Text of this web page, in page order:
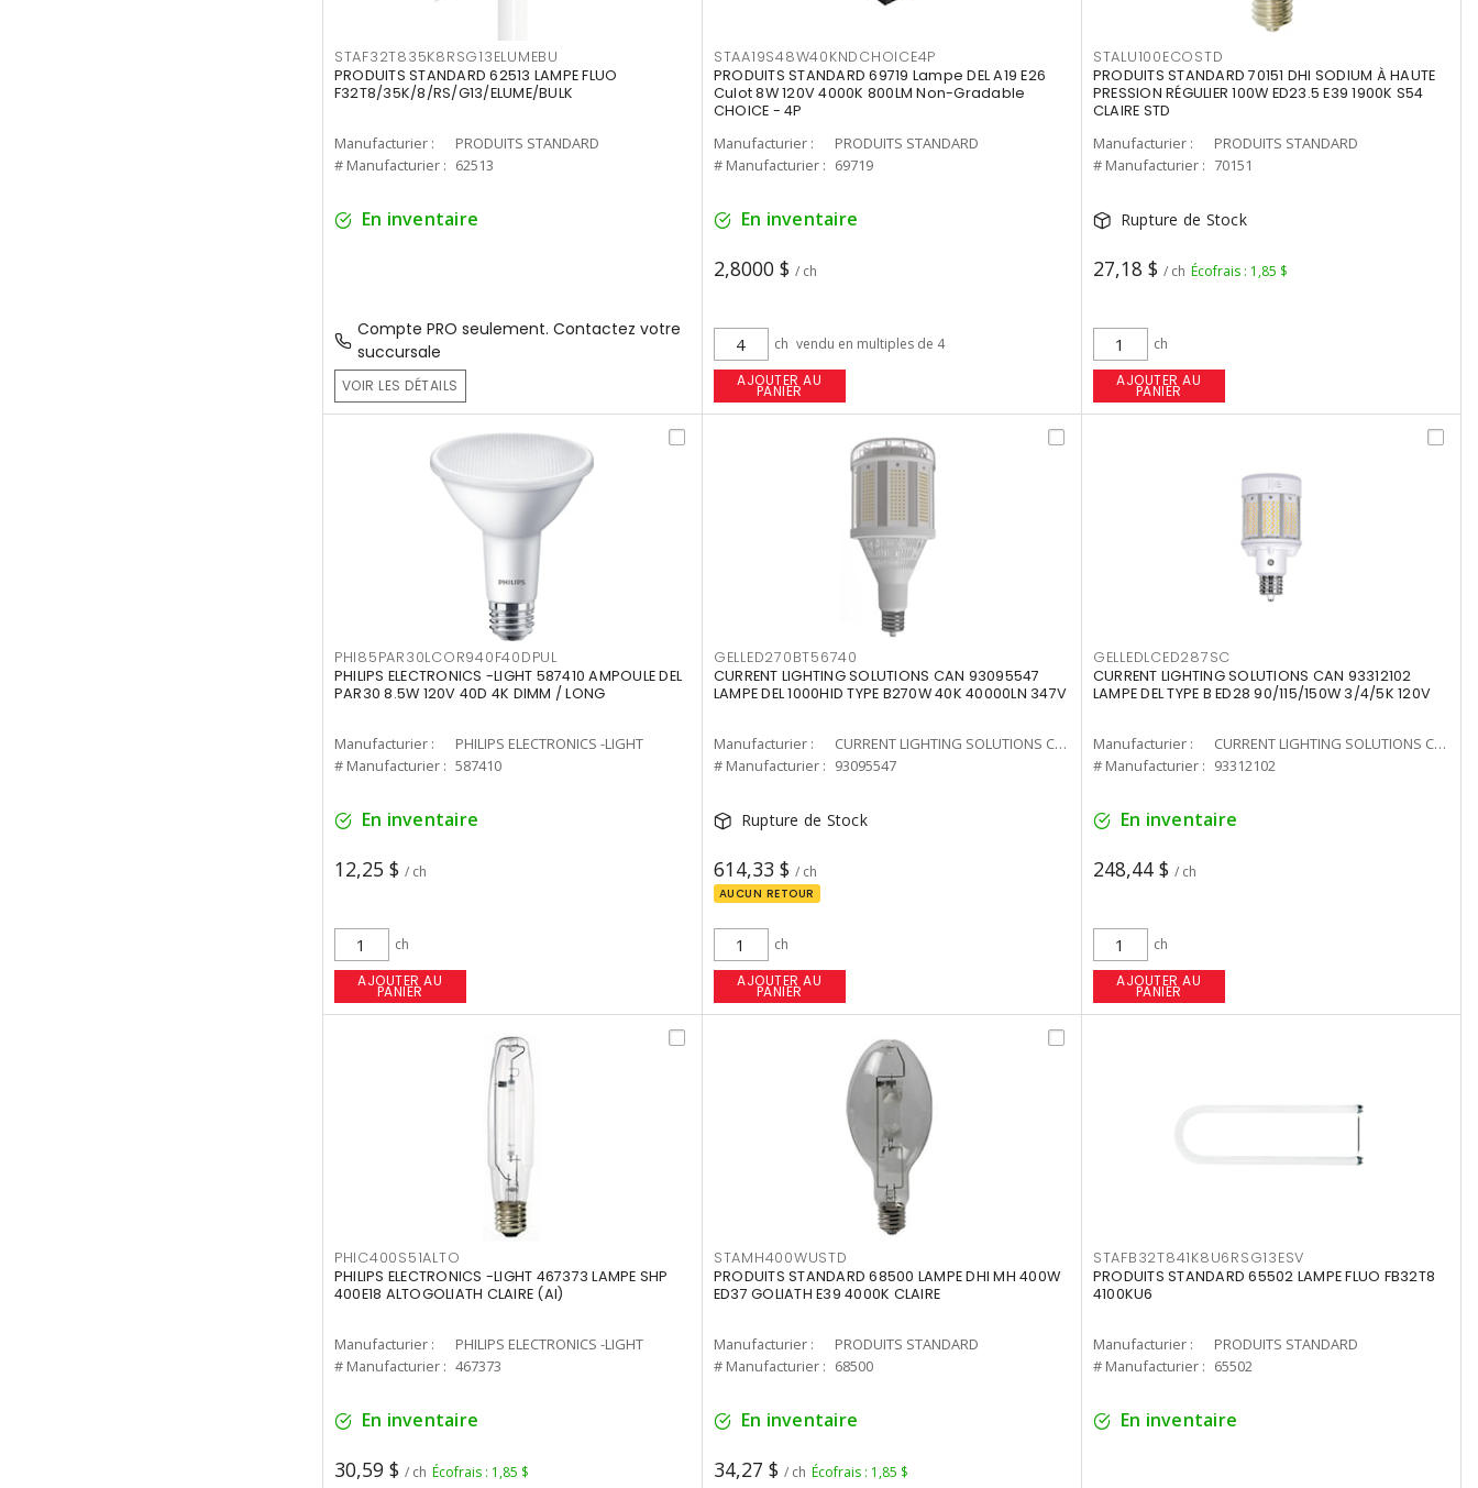
STAF32T835K8RSG13ELUMEBU
PRODUITS STANDARD 62513 LAMPE FLUO
F32T8/35K/8/RS/G13/ELUME/BULK
Manufacturier :
PRODUITS STANDARD
# Manufacturier : 62513
En inventaire
Compte PRO seulement. Contactez votre
succursale
VOIR LES DÉTAILS
STAA19S48W40KNDCHOICE4P
PRODUITS STANDARD 69719 Lampe DEL A19 E26
Culot 8W 120V 4000K 800LM Non-Gradable
CHOICE - 4P
Manufacturier :
PRODUITS STANDARD
# Manufacturier : 69719
En inventaire
2,8000 $ / ch
ch vendu en multiples de 4
AJOUTER AU
PANIER
STALU100ECOSTD
PRODUITS STANDARD 70151 DHI SODIUM À HAUTE
PRESSION RÉGULIER 100W ED23.5 E39 1900K S54
CLAIRE STD
Manufacturier :
PRODUITS STANDARD
# Manufacturier : 70151
Rupture de Stock
27,18 $ / ch Écofrais : 1,85 $
ch
AJOUTER AU
PANIER
PHI85PAR30LCOR940F40DPUL
PHILIPS ELECTRONICS -LIGHT 587410 AMPOULE DEL
PAR30 8.5W 120V 40D 4K DIMM / LONG
Manufacturier :
PHILIPS ELECTRONICS -LIGHT
# Manufacturier : 587410
En inventaire
12,25 $ / ch
ch
AJOUTER AU
PANIER
GELLED270BT56740
CURRENT LIGHTING SOLUTIONS CAN 93095547
LAMPE DEL 1000HID TYPE B270W 40K 40000LN 347V
Manufacturier :
CURRENT LIGHTING SOLUTIONS CAN
# Manufacturier : 93095547
Rupture de Stock
614,33 $ / ch
AUCUN RETOUR
ch
AJOUTER AU
PANIER
GELLEDLCED287SC
CURRENT LIGHTING SOLUTIONS CAN 93312102
LAMPE DEL TYPE B ED28 90/115/150W 3/4/5K 120V
Manufacturier :
CURRENT LIGHTING SOLUTIONS CAN
# Manufacturier : 93312102
En inventaire
248,44 $ / ch
ch
AJOUTER AU
PANIER
PHIC400S51ALTO
PHILIPS ELECTRONICS -LIGHT 467373 LAMPE SHP
400E18 ALTOGOLIATH CLAIRE (AI)
Manufacturier :
PHILIPS ELECTRONICS -LIGHT
# Manufacturier : 467373
En inventaire
30,59 $ / ch Écofrais : 1,85 $
STAMH400WUSTD
PRODUITS STANDARD 68500 LAMPE DHI MH 400W
ED37 GOLIATH E39 4000K CLAIRE
Manufacturier :
PRODUITS STANDARD
# Manufacturier : 68500
En inventaire
34,27 $ / ch Écofrais : 1,85 $
STAFB32T841K8U6RSG13ESV
PRODUITS STANDARD 65502 LAMPE FLUO FB32T8
4100KU6
Manufacturier :
PRODUITS STANDARD
# Manufacturier : 65502
En inventaire